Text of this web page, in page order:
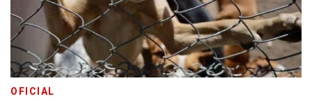
OFICIAL